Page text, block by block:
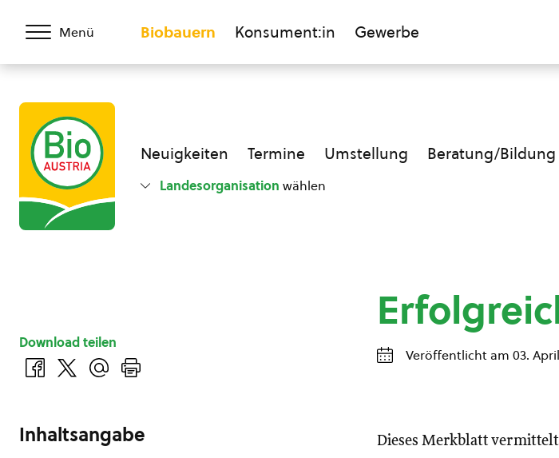
Menü Biobauern Konsument:in Gewerbe
Neuigkeiten Termine Umstellung Beratung/Bildung
Landesorganisation wählen
Veröffentlicht am 03.
Dieses Merkblatt
Download teilen
Inhaltsangabe